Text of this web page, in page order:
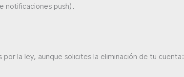
notificaciones push).
la ley, aunque solicites la eliminación de tu cuenta: